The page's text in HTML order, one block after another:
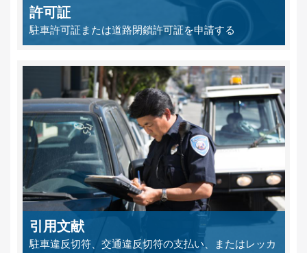
許可証
駐車許可証または道路閉鎖許可証を申請する
引用文献
駐車違反切符、交通違反切符の支払い、またはレッカ